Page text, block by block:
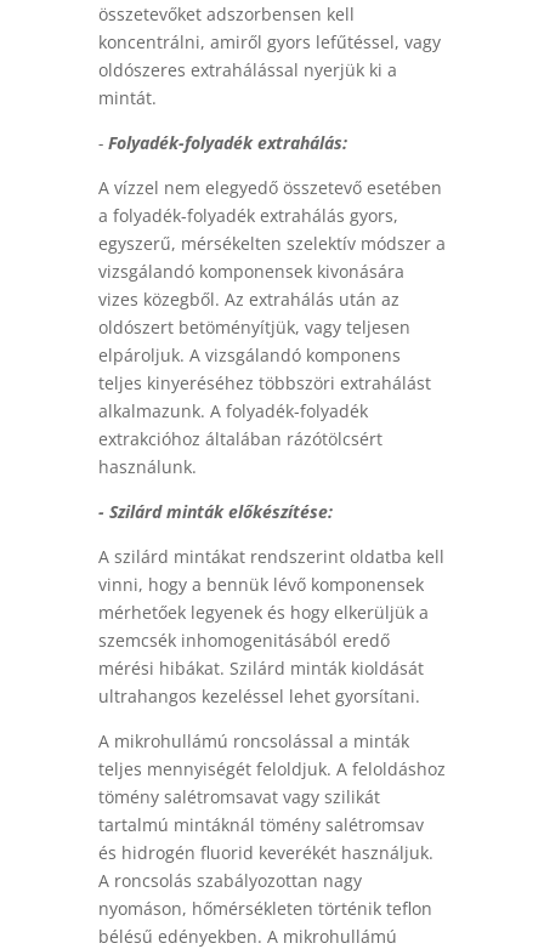
összetevőket adszorbensen kell
koncentrálni, amiről gyors lefűtéssel, vagy
oldószeres extrahálással nyerjük ki a
mintát.
- Folyadék-folyadék extrahálás:
A vízzel nem elegyedő összetevő esetében
a folyadék-folyadék extrahálás gyors,
egyszerű, mérsékelten szelektív módszer a
vizsgálandó komponensek kivonására
vizes közegből. Az extrahálás után az
oldószert betöményítjük, vagy teljesen
elpároljuk. A vizsgálandó komponens
teljes kinyeréséhez többszöri extrahálást
alkalmazunk. A folyadék-folyadék
extrakcióhoz általában rázótölcsért
használunk.
- Szilárd minták előkészítése:
A szilárd mintákat rendszerint oldatba kell
vinni, hogy a bennük lévő komponensek
mérhetőek legyenek és hogy elkerüljük a
szemcsék inhomogenitásából eredő
mérési hibákat. Szilárd minták kioldását
ultrahangos kezeléssel lehet gyorsítani.
A mikrohullámú roncsolással a minták
teljes mennyiségét feloldjuk. A feloldáshoz
tömény salétromsavat vagy szilikát
tartalmú mintáknál tömény salétromsav
és hidrogén fluorid keverékét használjuk.
A roncsolás szabályozottan nagy
nyomáson, hőmérsékleten történik teflon
bélésű edényekben. A mikrohullámú